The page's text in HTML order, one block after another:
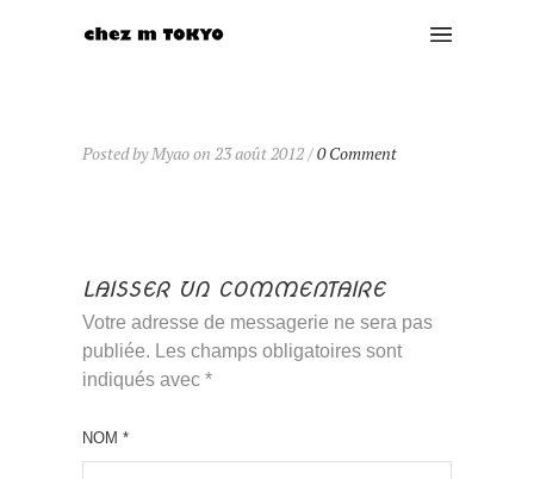
Posted by Myao on 23 août 2012 /0 Comment
LAISSER UN COMMENTAIRE
Votre adresse de messagerie ne sera pas
publiée. Les champs obligatoires sont
indiqués avec *
NOM *